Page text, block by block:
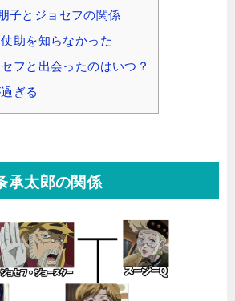
子とジョセフの関係
助を知らなかった
フと出会ったのはいつ？
ぎる
承太郎の関係